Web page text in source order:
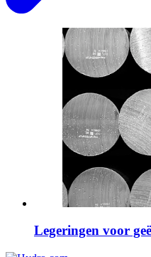
Legeringen voor